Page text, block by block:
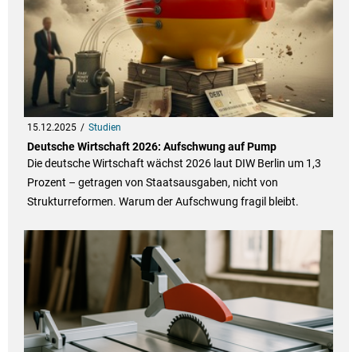
15.12.2025 Studien
Deutsche Wirtschaft 2026: Aufschwung auf Pump
Die deutsche Wirtschaft wächst 2026 laut DIW Berlin um 1,3
Prozent – getragen von Staatsausgaben, nicht von
Strukturreformen. Warum der Aufschwung fragil bleibt.